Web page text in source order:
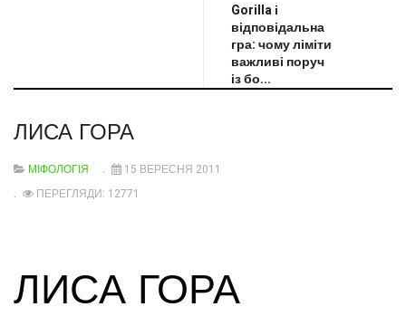
Gorilla і
відповідальна
гра: чому ліміти
важливі поруч
із бо...
ЛИСА ГОРА
МІФОЛОГІЯ
15 ВЕРЕСНЯ 2011
ПЕРЕГЛЯДИ: 12771
ЛИСА ГОРА